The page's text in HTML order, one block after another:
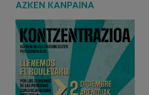
AZKEN KANPAINA